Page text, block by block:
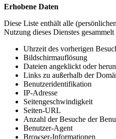
Erhobene Daten
Diese Liste enthält alle
Nutzung dieses Dienstes
Uhrzeit des vorherigen
Bildschirmauflösung
Dateien angeklickt oder
Links zu außerhalb der
Benutzeridentifikation
IP-Adresse
Seitengeschwindigkeit
Seiten-URL
Anzahl der Besuche der
Benutzer-Agent
Browser-Informationen